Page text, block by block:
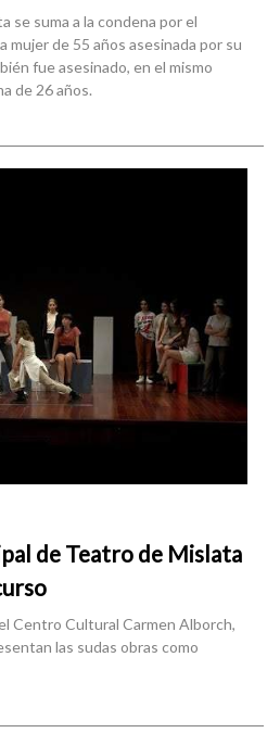
se suma a la condena por el
mujer de 55 años asesinada por su
fue asesinado, en el mismo
de 26 años.
de Teatro de Mislata
Centro Cultural Carmen Alborch,
las sudas obras como